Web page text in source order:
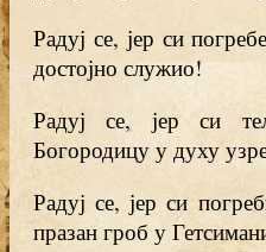
Радуј се, јер си
достојно служио!
Радуј се, јер си
Богородицу у духу
Радуј се, јер си
празан гроб у